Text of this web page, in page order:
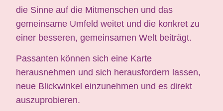
die Sinne auf die Mitmenschen und das
gemeinsame Umfeld weitet und die konkret zu
einer besseren, gemeinsamen Welt beiträgt.
Passanten können sich eine Karte
herausnehmen und sich herausfordern lassen,
neue Blickwinkel einzunehmen und es direkt
auszuprobieren.